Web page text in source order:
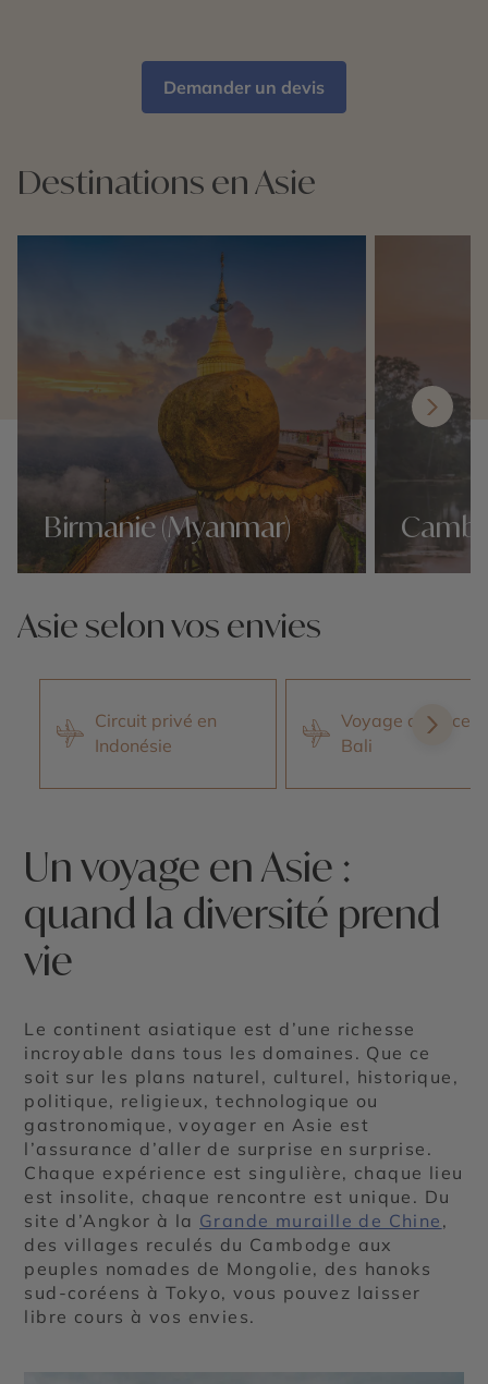
Demander un devis
Destinations en Asie
Birmanie (Myanmar)
Asie selon vos envies
Circuit privé en
Indonésie
Voyage de noces
Bali
Un voyage en Asie :
quand la diversité prend
vie
Le continent asiatique est d’une richesse
incroyable dans tous les domaines. Que ce
soit sur les plans naturel, culturel, historique,
politique, religieux, technologique ou
gastronomique, voyager en Asie est
l’assurance d’aller de surprise en surprise.
Chaque expérience est singulière, chaque lieu
est insolite, chaque rencontre est unique. Du
site d’Angkor à la Grande muraille de Chine ,
des villages reculés du Cambodge aux
peuples nomades de Mongolie, des hanoks
sud-coréens à Tokyo, vous pouvez laisser
libre cours à vos envies.